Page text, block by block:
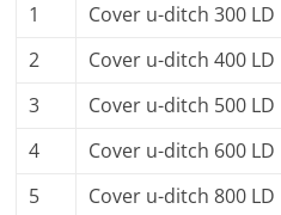
1
Cover u-ditch 300 LD
2
Cover u-ditch 400 LD
3
Cover u-ditch 500 LD
4
Cover u-ditch 600 LD
5
Cover u-ditch 800 LD